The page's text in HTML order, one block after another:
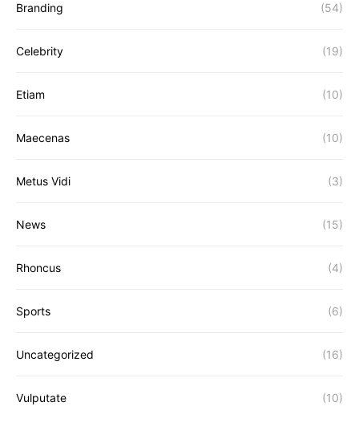
Branding (54)
Celebrity (19)
Etiam (10)
Maecenas (10)
Metus Vidi (3)
News (15)
Rhoncus (4)
Sports (6)
Uncategorized (16)
Vulputate (10)